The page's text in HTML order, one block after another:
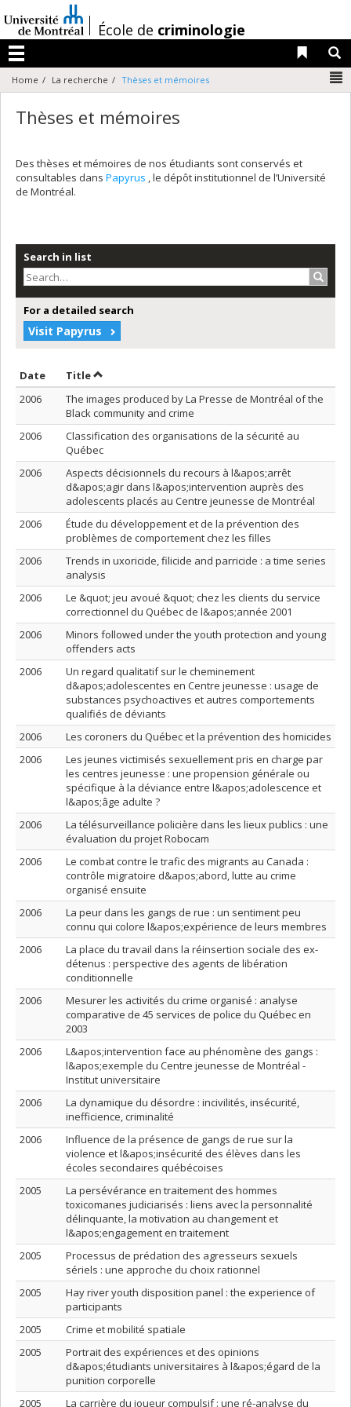
au
contenu
/École de criminologie
Menu
Liens
Home La recherche Thèses et mémoires
Thèses et mémoires
Des thèses et mémoires de nos étudiants sont conservés et
consultables dans Papyrus , le dépôt institutionnel de l’Université
de Montréal.
Search in list
For a detailed search
Visit Papyrus
Date Sort by date in ascending order
TitleSort by title in ascending order
2006
The images produced by La Presse de Montréal of the
Black community and crime
2006
Classification des organisations de la sécurité au
Québec
2006
Aspects décisionnels du recours à l&apos;arrêt
d&apos;agir dans l&apos;intervention auprès des
adolescents placés au Centre jeunesse de Montréal
2006
Étude du développement et de la prévention des
problèmes de comportement chez les filles
2006
Trends in uxoricide, filicide and parricide : a time series
analysis
2006
Le &quot; jeu avoué &quot; chez les clients du service
correctionnel du Québec de l&apos;année 2001
2006
Minors followed under the youth protection and young
offenders acts
2006
Un regard qualitatif sur le cheminement
d&apos;adolescentes en Centre jeunesse : usage de
substances psychoactives et autres comportements
qualifiés de déviants
2006
Les coroners du Québec et la prévention des homicides
2006
Les jeunes victimisés sexuellement pris en charge par
les centres jeunesse : une propension générale ou
spécifique à la déviance entre l&apos;adolescence et
l&apos;âge adulte ?
2006
La télésurveillance policière dans les lieux publics : une
évaluation du projet Robocam
2006
Le combat contre le trafic des migrants au Canada :
contrôle migratoire d&apos;abord, lutte au crime
organisé ensuite
2006
La peur dans les gangs de rue : un sentiment peu
connu qui colore l&apos;expérience de leurs membres
2006
La place du travail dans la réinsertion sociale des ex-
détenus : perspective des agents de libération
conditionnelle
2006
Mesurer les activités du crime organisé : analyse
comparative de 45 services de police du Québec en
2003
2006
L&apos;intervention face au phénomène des gangs :
l&apos;exemple du Centre jeunesse de Montréal -
Institut universitaire
2006
La dynamique du désordre : incivilités, insécurité,
inefficience, criminalité
2006
Influence de la présence de gangs de rue sur la
violence et l&apos;insécurité des élèves dans les
écoles secondaires québécoises
2005
La persévérance en traitement des hommes
toxicomanes judiciarisés : liens avec la personnalité
délinquante, la motivation au changement et
l&apos;engagement en traitement
2005
Processus de prédation des agresseurs sexuels
sériels : une approche du choix rationnel
2005
Hay river youth disposition panel : the experience of
participants
2005
Crime et mobilité spatiale
2005
Portrait des expériences et des opinions
d&apos;étudiants universitaires à l&apos;égard de la
punition corporelle
2005
La carrière du joueur compulsif : une ré-analyse du